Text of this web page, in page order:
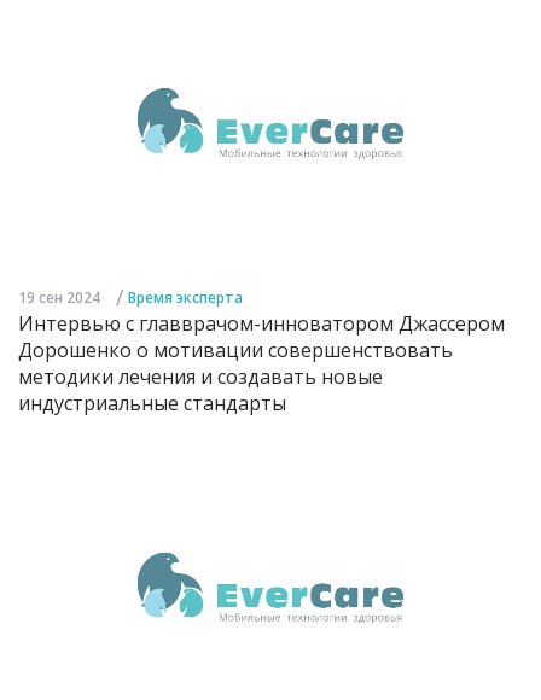
19 сен 2024 / Время эксперта
Интервью с главврачом-инноватором Джассером
Дорошенко о мотивации совершенствовать
методики лечения и создавать новые
индустриальные стандарты